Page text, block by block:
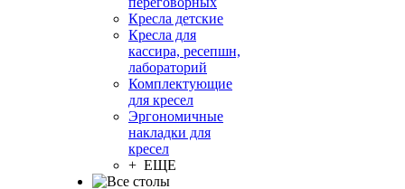
Кресла детские
Кресла для
кассира, ресепшн,
лабораторий
Комплектующие
для кресел
Эргономичные
накладки для
кресел
+ ЕЩЕ